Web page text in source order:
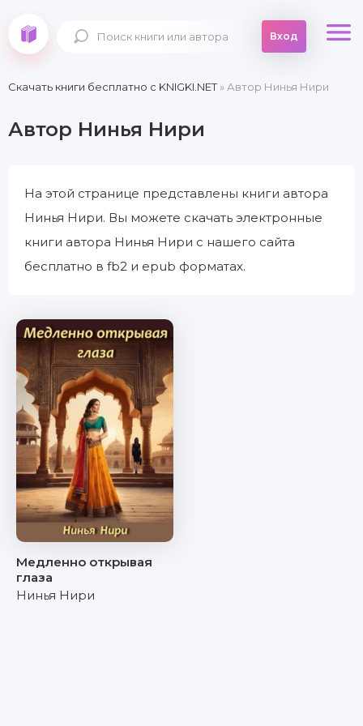
Вход
Скачать книги бесплатно c KNIGKI.NET» Автор Нинья Нири
Автор Нинья Нири
На этой странице представлены книги автора
Нинья Нири. Вы можете скачать электронные
книги автора Нинья Нири с нашего сайта
бесплатно в fb2 и epub форматах.
Медленно открывая
глаза
Нинья Нири